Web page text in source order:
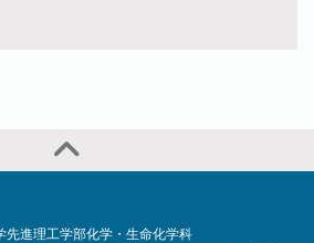
先進理工学部化学・生命化学科